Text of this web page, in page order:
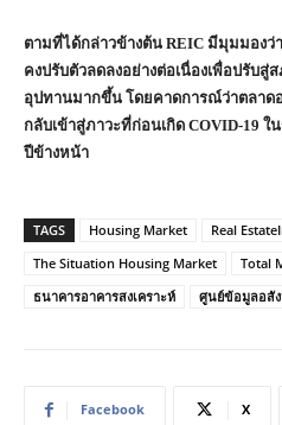
ตามที่ได้กล่าวข้างต้น REIC มีมุมมองว่
คงปรับตัวลดลงอย่างต่อเนื่องเพื่อปรับ
อุปทานมากขึ้น โดยคาดการณ์ว่าตลาด
กลับเข้าสู่ภาวะที่ก่อนเกิด COVID-19 ใ
ปีข้างหน้า
TAGS Housing Market Real
The Situation Housing Market
Total
ธนาคารอาคารสงเคราะห์
ศูนย์ข้อมูลอสั
Facebook X